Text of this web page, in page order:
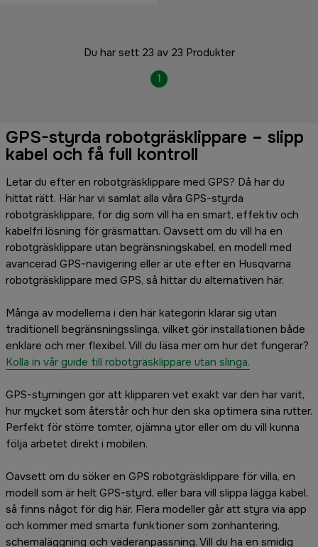
Du har sett 23 av 23 Produkter
1
GPS-styrda robotgräsklippare – slipp
kabel och få full kontroll
Letar du efter en robotgräsklippare med GPS? Då har du
hittat rätt. Här har vi samlat alla våra GPS-styrda
robotgräsklippare, för dig som vill ha en smart, effektiv och
kabelfri lösning för gräsmattan. Oavsett om du vill ha en
robotgräsklippare utan begränsningskabel, en modell med
avancerad GPS-navigering eller är ute efter en Husqvarna
robotgräsklippare med GPS, så hittar du alternativen här.
Många av modellerna i den här kategorin klarar sig utan
traditionell begränsningsslinga, vilket gör installationen både
enklare och mer flexibel. Vill du läsa mer om hur det fungerar?
Kolla in vår guide till robotgräsklippare utan slinga.
GPS-styrningen gör att klipparen vet exakt var den har varit,
hur mycket som återstår och hur den ska optimera sina rutter.
Perfekt för större tomter, ojämna ytor eller om du vill kunna
följa arbetet direkt i mobilen.
Oavsett om du söker en GPS robotgräsklippare för villa, en
modell som är helt GPS-styrd, eller bara vill slippa lägga kabel,
så finns något för dig här. Flera modeller går att styra via app
och kommer med smarta funktioner som zonhantering,
schemaläggning och väderanpassning. Vill du ha en smidig